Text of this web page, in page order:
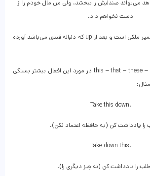
می‌تواند صندلیش را ببخشد، ولی من مال خودم را از
دست نخواهم داد.
چنانچه می‌بینیم mine ضمیر ملکی است و بعد از up که دنباله قیدی می‌باشد آورده
محل ضمایر اشاره this – that – these – those در مورد این افعال بیشتر بستگی
Take this down.
را یادداشت کن (به حافظه اعتماد نکن).
Take down this.
را یادداشت کن (نه چیز دیگری را).